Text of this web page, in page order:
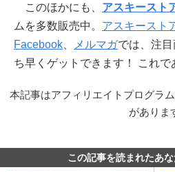
このほかにも、 アスキースト
ムを多数販売中。 アスキースト
Facebook
メルマガでは、注
ち早くゲットできます！ これ
本記事はアフィリエイトプログラ
がありま
この記事を読まれたあ